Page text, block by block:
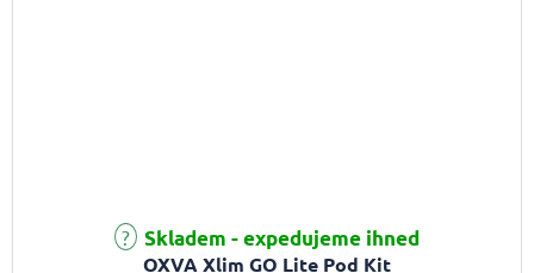
OXVA Xlim GO Lite Pod Kit
Skladem - expedujeme ihned